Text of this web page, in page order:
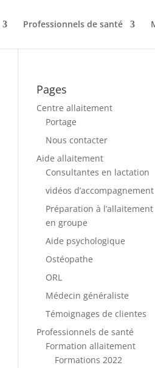
Professionnels de santé
Pages
Centre allaitement
Portage
Nous contacter
Aide allaitement
Consultantes en lactation
vidéos d’accompagnement
Préparation à l’allaitement
en groupe
Aide psychologique
Ostéopathe
ORL
Médecin généraliste
Témoignages de clientes
Professionnels de santé
Formation allaitement
Formations 2022